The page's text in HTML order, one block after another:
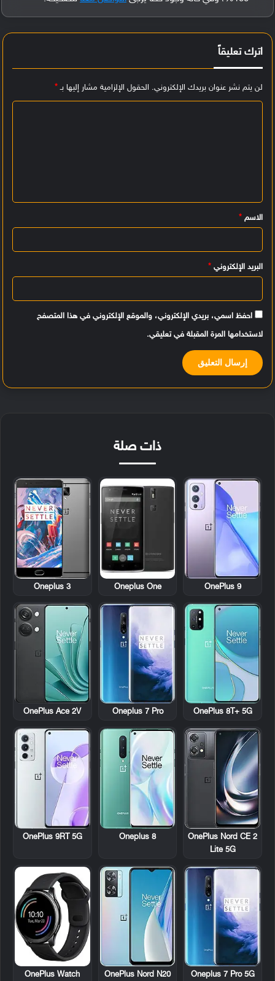
اترك تعليقاً
لن يتم نشر عنوان بريدك الإلكتروني. الحقول الإلزامية مشار إليها بـ*
ي
ق
الاسم *
البريد الإلكتروني *
احفظ اسمي، بريدي الإلكتروني، والموقع الإلكتروني في هذا المتصفح
لاستخدامها المرة المقبلة في تعليقي.
ذات صلة
OnePlus 9
Oneplus One
Oneplus 3
OnePlus 8T+ 5G
Oneplus 7 Pro
OnePlus Ace 2V
OnePlus Nord CE 2
Lite 5G
Oneplus 8
OnePlus 9RT 5G
Oneplus 7 Pro 5G
OnePlus Nord N20
OnePlus Watch